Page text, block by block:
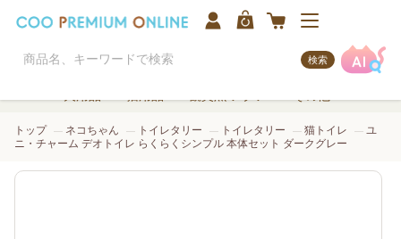
検索
トップ ネコちゃん トイレタリー トイレタリー 猫トイレ
ユ
ニ・チャーム デオトイレ らくらくシンプル 本体セット ダークグレー